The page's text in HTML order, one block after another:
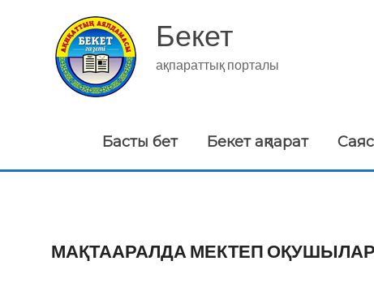
Бекет
ақпараттық порталы
Басты бет Бекет ақпарат
МАҚТААРАЛДА МЕКТЕП